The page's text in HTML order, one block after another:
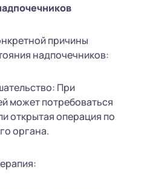
причины
надпочечников:
При
может потребоваться
открытая операция по
органа.